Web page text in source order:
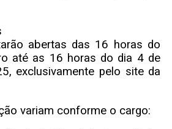
abertas das 16 horas do
até as 16 horas do dia 4 de
exclusivamente pelo site da
variam conforme o cargo: